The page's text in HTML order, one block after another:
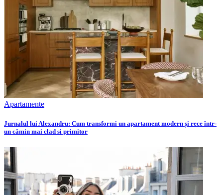
Apartamente
Jurnalul lui Alexandru: Cum transformi un apartament modern și rece într-
un cămin mai clad si primitor